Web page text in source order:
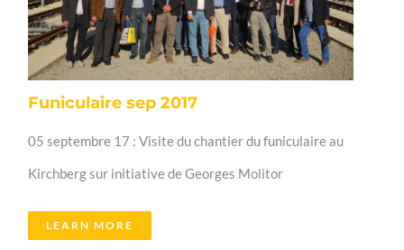
Funiculaire sep 2017
05 septembre 17 : Visite du chantier du funiculaire au
Kirchberg sur initiative de Georges Molitor
LEARN MORE